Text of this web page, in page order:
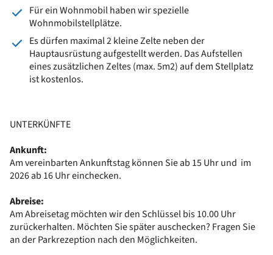
Für ein Wohnmobil haben wir spezielle
Wohnmobilstellplätze.
Es dürfen maximal 2 kleine Zelte neben der
Hauptausrüstung aufgestellt werden. Das Aufstellen
eines zusätzlichen Zeltes (max. 5m2) auf dem Stellplatz
ist kostenlos.
UNTERKÜNFTE
Ankunft:
Am vereinbarten Ankunftstag können Sie ab 15 Uhr und im
2026 ab 16 Uhr einchecken.
Abreise:
Am Abreisetag möchten wir den Schlüssel bis 10.00 Uhr
zurückerhalten. Möchten Sie später auschecken? Fragen Sie
an der Parkrezeption nach den Möglichkeiten.